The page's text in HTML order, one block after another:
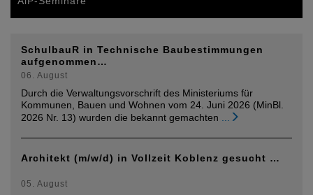
SchulbauR in Technische Baubestimmungen
aufgenommen…
06. August
Durch die Verwaltungsvorschrift des Ministeriums für
Kommunen, Bauen und Wohnen vom 24. Juni 2026 (MinBl.
2026 Nr. 13) wurden die bekannt gemachten
Architekt (m/w/d) in Vollzeit Koblenz gesucht …
05. August